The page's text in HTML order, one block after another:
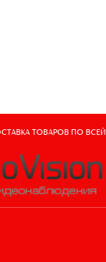
ТОВАРОВ ПО ВСЕЙ